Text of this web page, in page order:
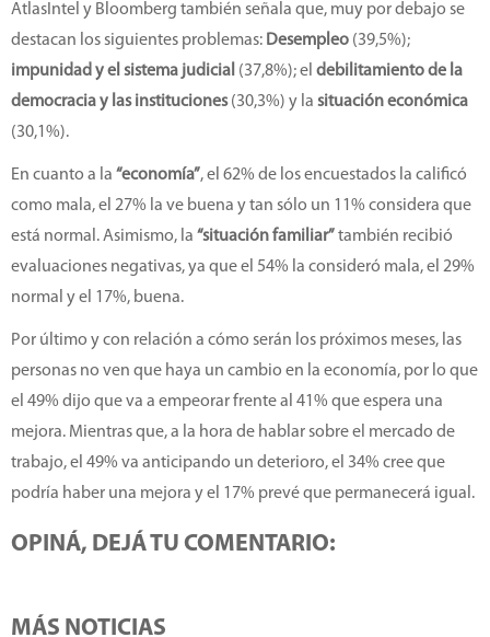
AtlasIntel y Bloomberg también señala que, muy por debajo se
destacan los siguientes problemas: Desempleo (39,5%);
impunidad y el sistema judicial (37,8%); el debilitamiento de la
democracia y las instituciones(30,3%) y la situación económica
(30,1%).
En cuanto a la “economía”, el 62% de los encuestados la calificó
como mala, el 27% la ve buena y tan sólo un 11% considera que
está normal. Asimismo, la “situación familiar”también recibió
evaluaciones negativas, ya que el 54% la consideró mala, el 29%
normal y el 17%, buena.
Por último y con relación a cómo serán los próximos meses, las
personas no ven que haya un cambio en la economía, por lo que
el 49% dijo que va a empeorar frente al 41% que espera una
mejora. Mientras que, a la hora de hablar sobre el mercado de
trabajo, el 49% va anticipando un deterioro, el 34% cree que
podría haber una mejora y el 17% prevé que permanecerá igual.
OPINÁ, DEJÁ TU COMENTARIO:
MÁS NOTICIAS